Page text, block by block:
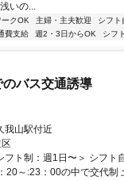
いの...
クOK 主婦・主夫歓迎 シフト
費支給 週2・3日からOK シフ
バス交通誘導
の久我山駅付近
フト制：週1日〜＞ シフト
20～:23：00の中で交代制